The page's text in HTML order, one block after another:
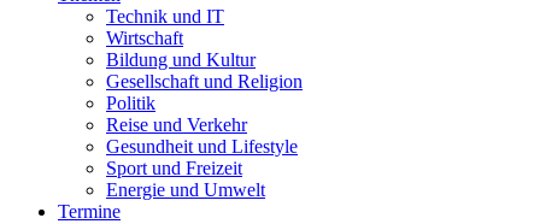
Technik und IT
Wirtschaft
Bildung und Kultur
Gesellschaft und Religion
Politik
Reise und Verkehr
Gesundheit und Lifestyle
Sport und Freizeit
Energie und Umwelt
Termine